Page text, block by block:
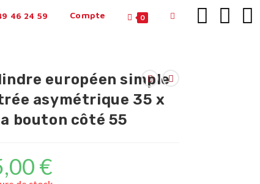
46 24 59 Compte 0
européen simple
asymétrique 35 x
bouton côté 55
€